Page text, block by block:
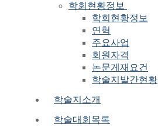
학회현황정보
학회현황정보
연혁
주요사업
회원자격
논문게재요건
학술지발간현황
학술지소개
학술대회목록